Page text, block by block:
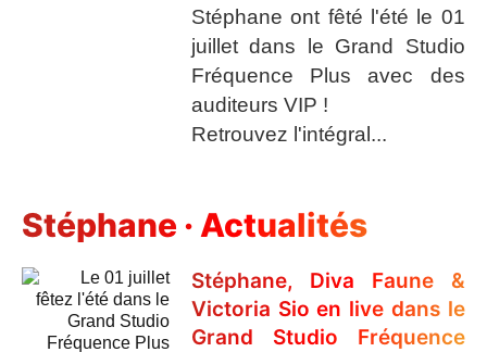
Stéphane ont fêté l'été le 01
juillet dans le Grand Studio
Fréquence Plus avec des
auditeurs VIP !
Retrouvez l'intégral...
Stéphane · Actualités
Stéphane, Diva Faune &
Victoria Sio en live dans le
Grand Studio Fréquence